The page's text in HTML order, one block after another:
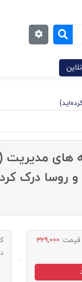
های مدیریت
و روسا درک
قیمت: 329,000